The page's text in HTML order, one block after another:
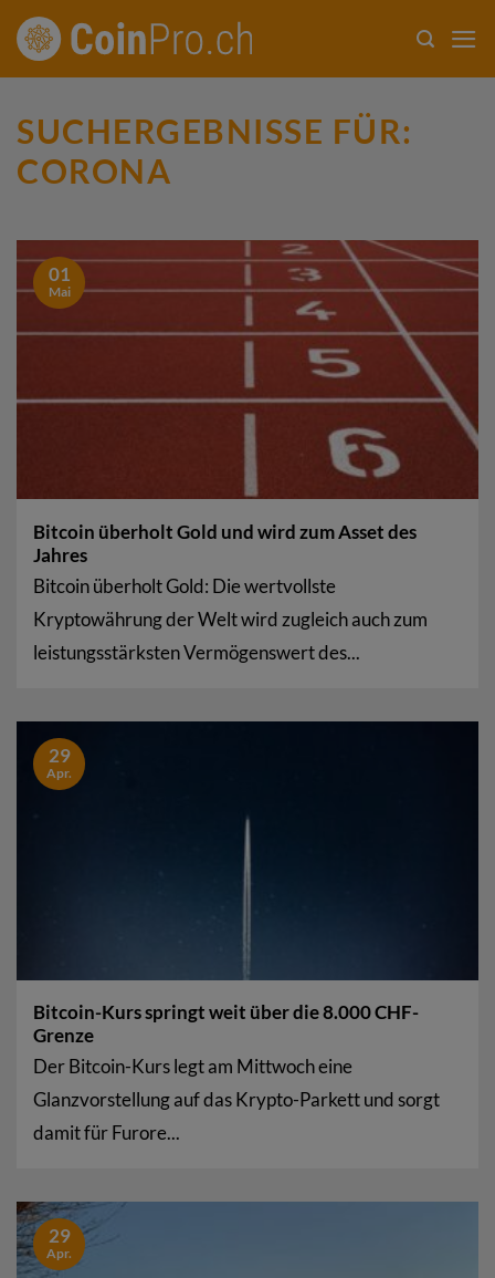
Zum
Inhalt
SUCHERGEBNISSE FÜR:
CORONA
Bitcoin überholt Gold und wird zum Asset des
Jahres
Bitcoin überholt Gold: Die wertvollste
Kryptowährung der Welt wird zugleich auch zum
leistungsstärksten Vermögenswert des...
01
Mai
Bitcoin-Kurs springt weit über die 8.000 CHF-
Grenze
Der Bitcoin-Kurs legt am Mittwoch eine
Glanzvorstellung auf das Krypto-Parkett und sorgt
damit für Furore...
29
Apr.
29
Apr.